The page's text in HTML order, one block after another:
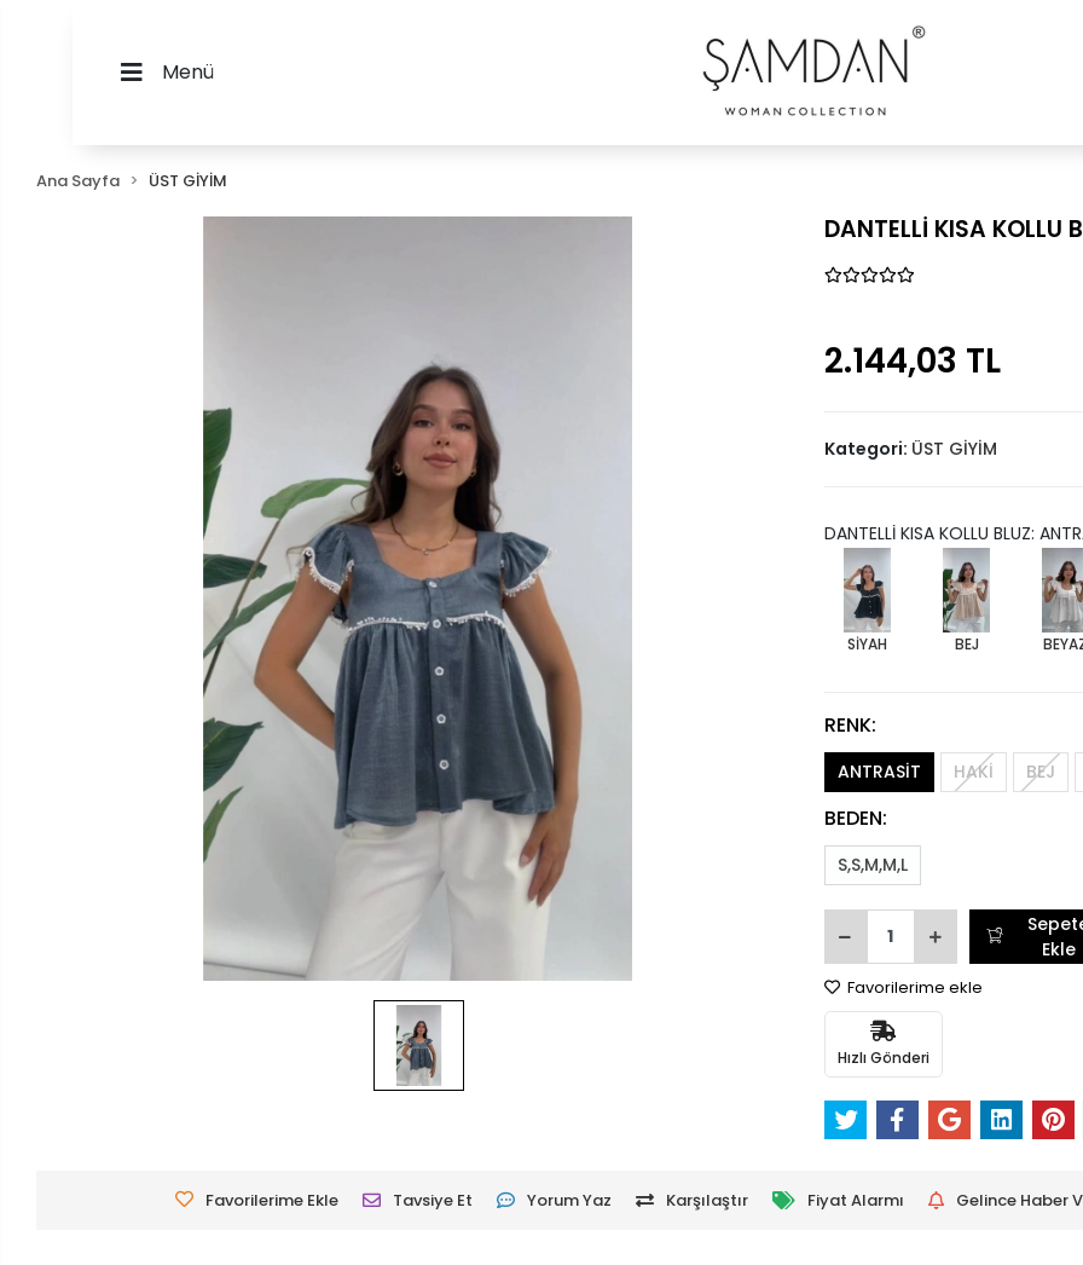
Menü
Ana Sayfa ÜST GİYİM
DANTELLİ KISA KOLLU
2.144,03 TL
Kategori: ÜST GİYİM
DANTELLİ KISA KOLLU BLUZ:
SİYAH BEJ
RENK:
ANTRASİT HAKİ BEJ
BEDEN:
S,S,M,M,L
Ekle
Favorilerime ekle
Hızlı Gönderi
Favorilerime Ekle Tavsiye Et Yorum Yaz Karşılaştır Fiyat Alarmı Gelince Haber